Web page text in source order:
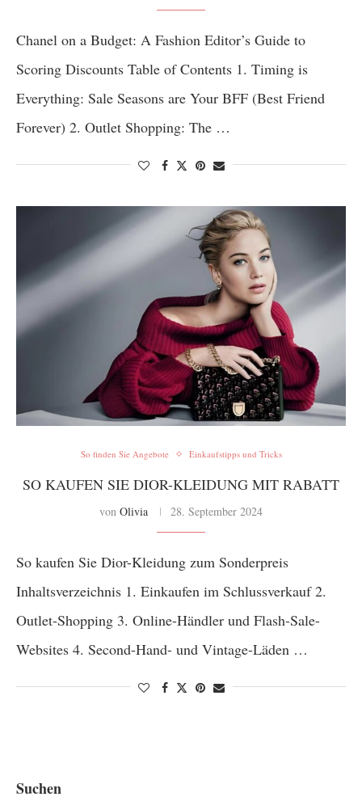
Chanel on a Budget: A Fashion Editor’s Guide to
Scoring Discounts Table of Contents 1. Timing is
Everything: Sale Seasons are Your BFF (Best Friend
Forever) 2. Outlet Shopping: The …
So finden Sie Angebote Einkaufstipps und Tricks
SO KAUFEN SIE DIOR-KLEIDUNG MIT RABATT
von Olivia 28. September 2024
So kaufen Sie Dior-Kleidung zum Sonderpreis
Inhaltsverzeichnis 1. Einkaufen im Schlussverkauf 2.
Outlet-Shopping 3. Online-Händler und Flash-Sale-
Websites 4. Second-Hand- und Vintage-Läden …
Suchen